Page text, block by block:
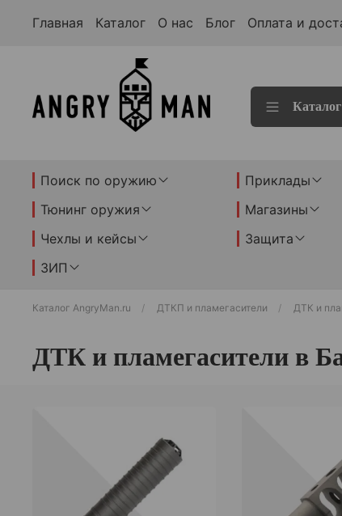
Главная Каталог О нас Блог Оплата и
Каталог
Поиск по оружию Приклады
Тюнинг оружия
Магазины
Чехлы и кейсы
Защита
ЗИП
Каталог AngryMan.ru ДТКП и пламегасители ДТК и
ДТК и пламегасители в